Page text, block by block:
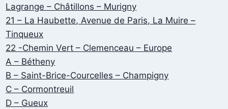
Lagrange – Châtillons – Murigny
21 – La Haubette, Avenue de Paris, La Muire –
Tinqueux
22 -Chemin Vert – Clemenceau – Europe
A – Bétheny
B – Saint-Brice-Courcelles – Champigny
C – Cormontreuil
D – Gueux